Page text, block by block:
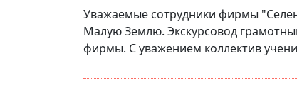
Уважаемые сотрудники фирмы
Малую Землю. Экскурсовод
фирмы. С уважением коллектив